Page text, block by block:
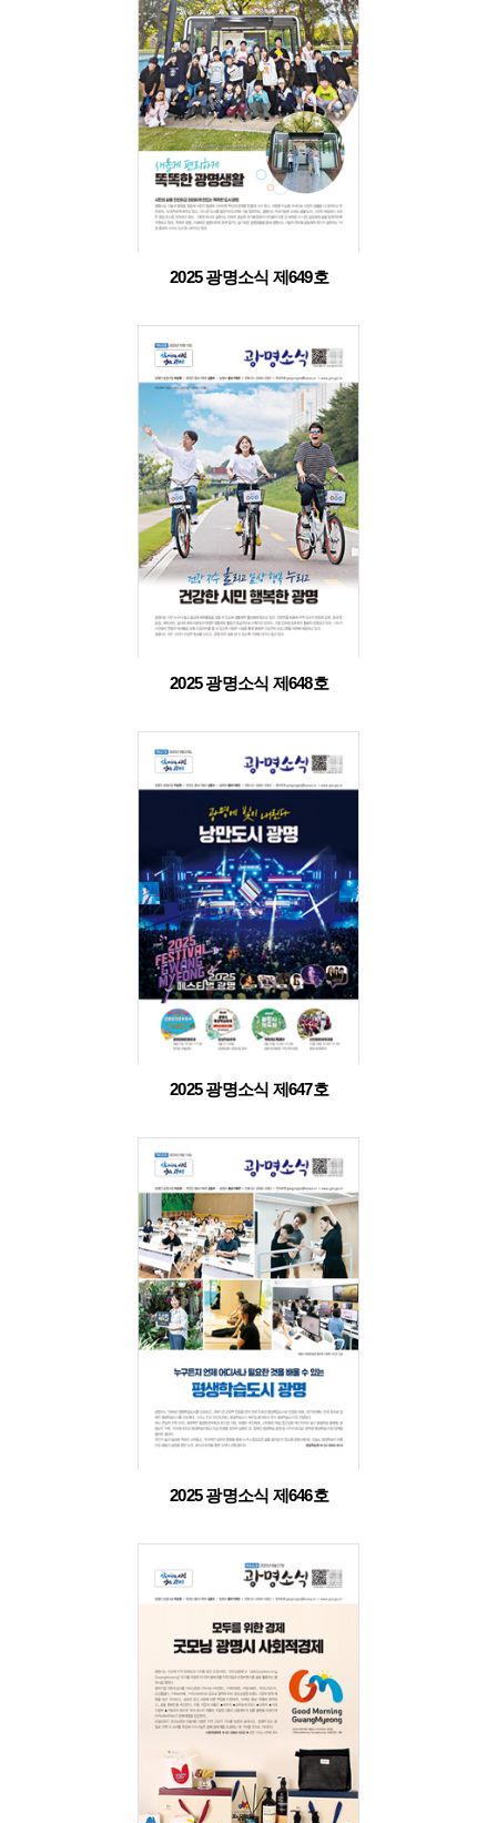
2025 광명소식 제649호
2025 광명소식 제648호
2025 광명소식 제647호
2025 광명소식 제646호